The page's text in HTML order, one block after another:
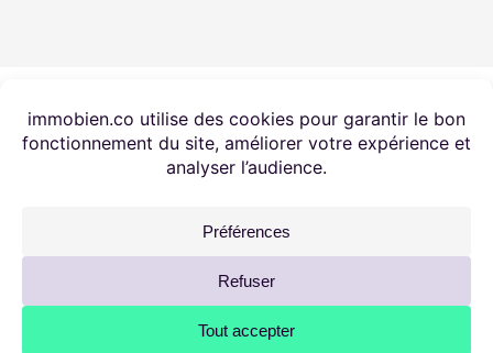
© 2025 – immobien. Tous droits réservés.
Conditions générales d'utilisation
Haut de page